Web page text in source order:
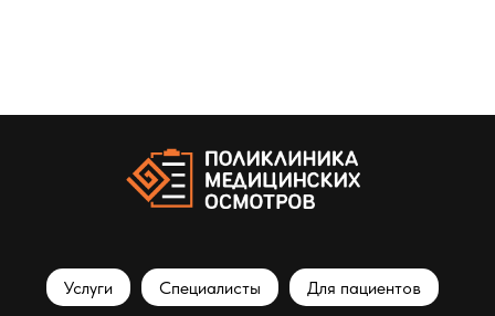
Услуги Специалисты Для пациентов